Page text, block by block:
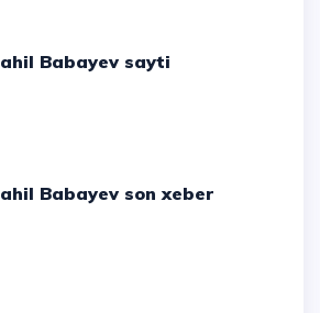
Sahil Babayev sayti
Sahil Babayev son xeber